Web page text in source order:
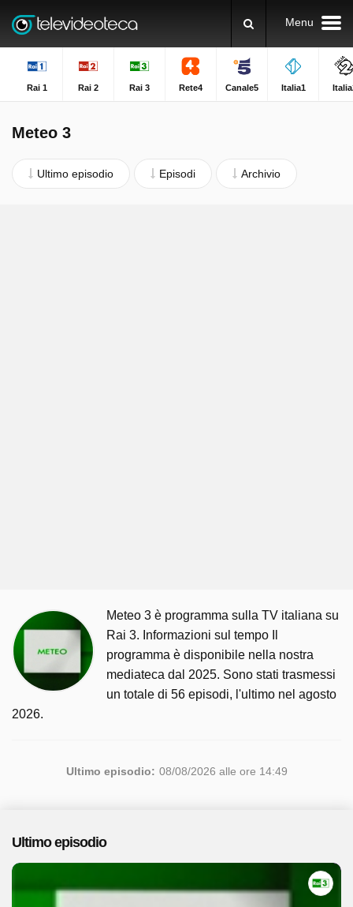
Menu
Rai 1 Rai 2 Rai 3 Rete4 Canale5 Italia1
Meteo 3
Ultimo episodio Episodi Archivio
Meteo 3 è programma sulla TV italiana su
Rai 3. Informazioni sul tempo Il
programma è disponibile nella nostra
mediateca dal 2025. Sono stati trasmessi
un totale di 56 episodi, l'ultimo nel agosto
2026.
Ultimo episodio: 08/08/2026 alle ore 14:49
Ultimo episodio